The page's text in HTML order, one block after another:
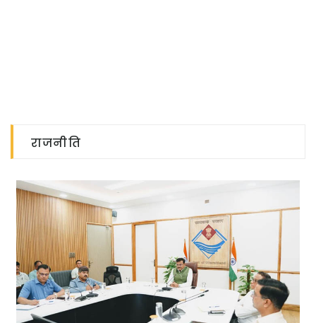
राजनीति